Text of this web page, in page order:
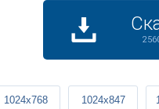
1024x768 1024x847